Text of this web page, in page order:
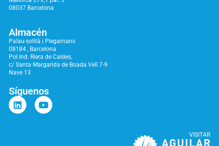
08037 Barcelona
Almacén
Palau-solità i Plegamans
08184 , Barcelona
Pol.Ind. Riera de Caldes,
c/ Santa Margarida de Boada Vell 7-9
Nave 13
Síguenos
VISITAR